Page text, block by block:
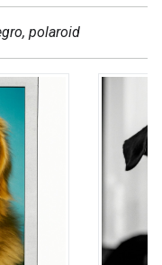
polaroid